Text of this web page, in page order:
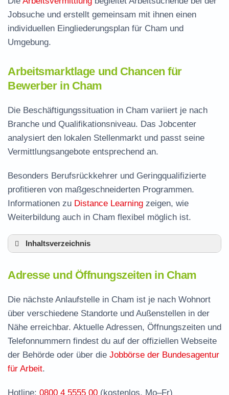
Jobsuche und erstellt gemeinsam mit ihnen einen
individuellen Eingliederungsplan für Cham und
Umgebung.
Arbeitsmarktlage und Chancen für
Bewerber in Cham
Die Beschäftigungssituation in Cham variiert je nach
Branche und Qualifikationsniveau. Das Jobcenter
analysiert den lokalen Stellenmarkt und passt seine
Vermittlungsangebote entsprechend an.
Besonders Berufsrückkehrer und Geringqualifizierte
profitieren von maßgeschneiderten Programmen.
Informationen zu Distance Learning zeigen, wie
Weiterbildung auch in Cham flexibel möglich ist.
Inhaltsverzeichnis
Leistungen der Arbeitsvermittlung in Cham
Termin vereinbaren und Bürgergeld beantragen
Stellenangebote und Jobbörse in Cham
Adresse und Öffnungszeiten in Cham
Die nächste Anlaufstelle in Cham ist je nach Wohnort
über verschiedene Standorte und Außenstellen in der
Nähe erreichbar. Aktuelle Adressen, Öffnungszeiten und
Telefonnummern findest du auf der offiziellen Webseite
der Behörde oder über die Jobbörse der Bundesagentur
für Arbeit.
Hotline: 0800 4 5555 00 (kostenlos, Mo–Fr)